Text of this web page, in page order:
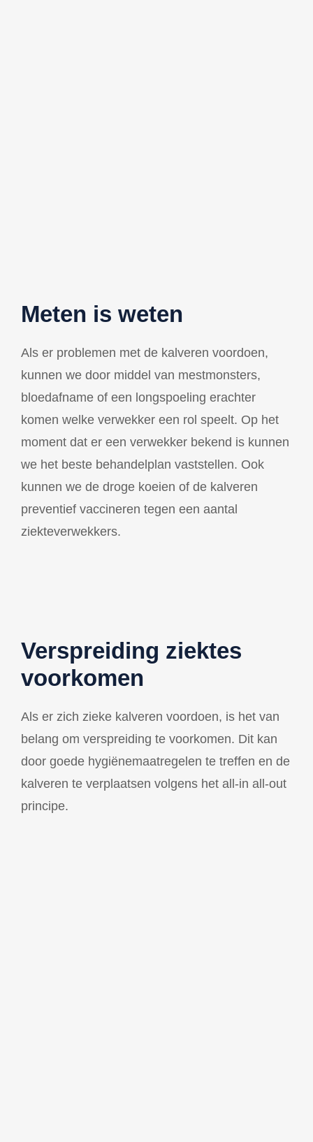
Meten is weten
Als er problemen met de kalveren voordoen,
kunnen we door middel van mestmonsters,
bloedafname of een longspoeling erachter
komen welke verwekker een rol speelt. Op het
moment dat er een verwekker bekend is kunnen
we het beste behandelplan vaststellen. Ook
kunnen we de droge koeien of de kalveren
preventief vaccineren tegen een aantal
ziekteverwekkers.
Verspreiding ziektes
voorkomen
Als er zich zieke kalveren voordoen, is het van
belang om verspreiding te voorkomen. Dit kan
door goede hygiënemaatregelen te treffen en de
kalveren te verplaatsen volgens het all-in all-out
principe.